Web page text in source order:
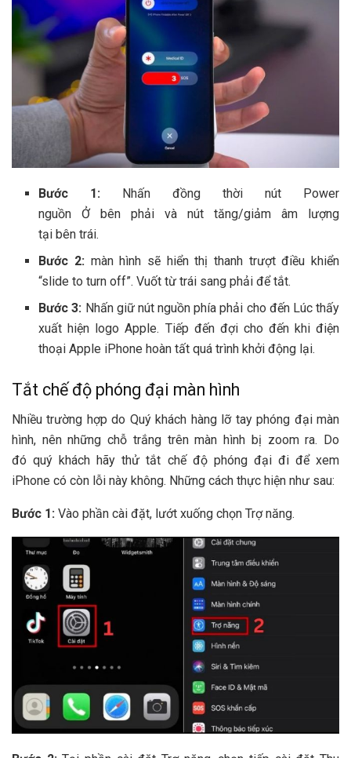
Bước 1: Nhấn đồng thời nút Power
nguồn
Ở bên phải vànút tăng/giảm âm lượng
tại bên trái.
Bước 2: màn hình sẽ hiển thị thanh trượt điều khiển
“slide to turn off”. Vuốt từ trái sang phải để tắt.
Bước 3: Nhấn giữ nút nguồnphía phải cho đến Lúcthấy
xuất hiện logo Apple. Tiếp đếnđợi cho đến khi điện
thoại Apple iPhone hoàn tất quá trìnhkhởi động lại.
Tắt chế độ phóng đại màn hình
Nhiềutrường hợp do Quý khách hànglỡ tay phóng đại màn
hình, nênnhững chỗ trắngtrên màn hình bị zoom ra. Do
đóquý khách hãy thử tắt chế độ phóng đại đi để xem
iPhone có còn lỗi này không. Những cách thực hiện như sau:
Bước 1: Vào phần cài đặt, lướt xuống chọn Trợ năng.